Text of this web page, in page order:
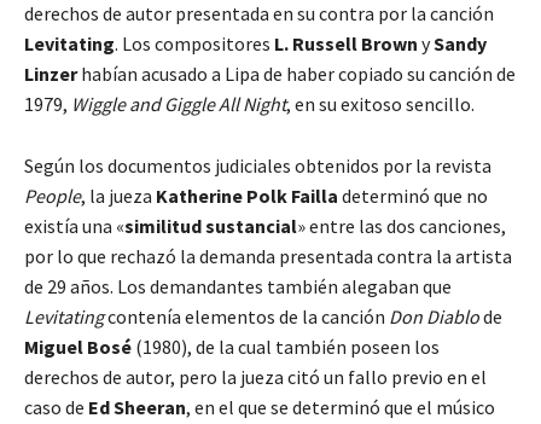
derechos de autor presentada en su contra por la canción
Levitating. Los compositores L. Russell Brown ySandy
Linzerhabían acusado a Lipa de haber copiado su canción de
1979, Wiggle and Giggle All Night, en su exitoso sencillo.
Según los documentos judiciales obtenidos por la revista
People, la jueza Katherine Polk Failla determinó que no
existía una «similitud sustancial» entre las dos canciones,
por lo que rechazó la demanda presentada contra la artista
de 29 años. Los demandantes también alegaban que
Levitatingcontenía elementos de la canción Don Diablode
Miguel Bosé (1980), de la cual también poseen los
derechos de autor, pero la jueza citó un fallo previo en el
caso de Ed Sheeran, en el que se determinó que el músico